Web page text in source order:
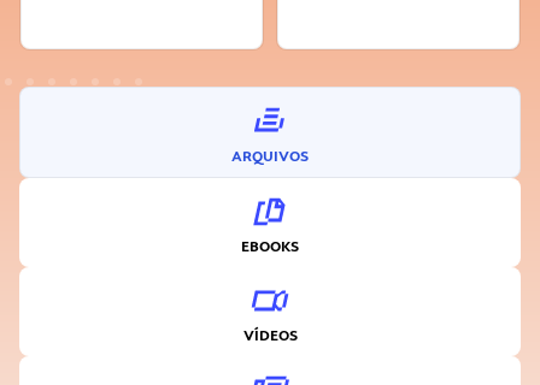
ARQUIVOS
EBOOKS
VÍDEOS